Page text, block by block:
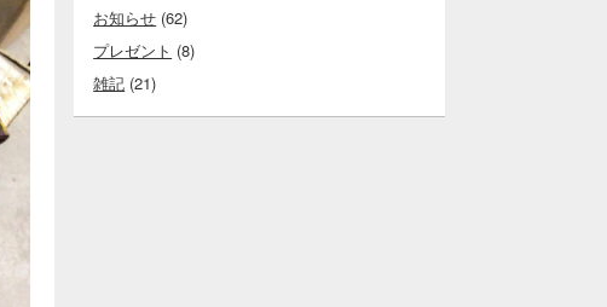
お知らせ (62)
プレゼント (8)
雑記 (21)